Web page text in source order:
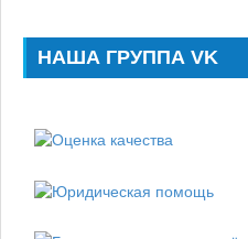
НАША ГРУППА VK